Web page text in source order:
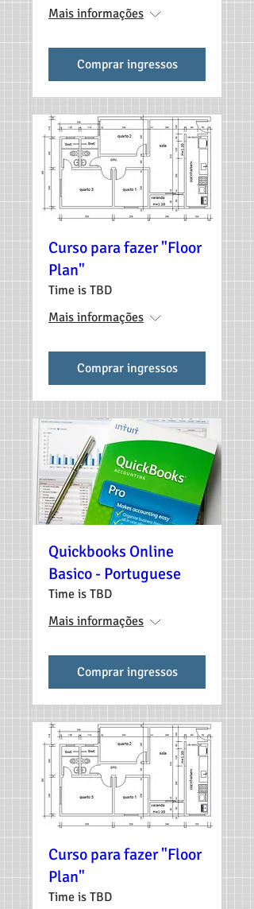
Mais informações
Comprar ingressos
Curso para fazer "Floor
Plan"
Time is TBD
Mais informações
Comprar ingressos
Quickbooks Online
Basico - Portuguese
Time is TBD
Mais informações
Comprar ingressos
Curso para fazer "Floor
Plan"
Time is TBD